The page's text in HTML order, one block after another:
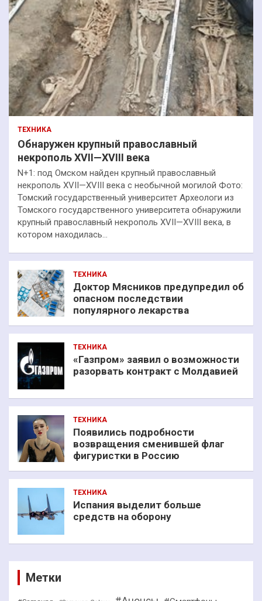
ТЕХНИКА
Обнаружен крупный православный
некрополь XVII—XVIII века
N+1: под Омском найден крупный православный
некрополь XVII—XVIII века с необычной могилой Фото:
Томский государственный университет Археологи из
Томского государственного университета обнаружили
крупный православный некрополь XVII—XVIII века, в
котором находилась…
ТЕХНИКА
Доктор Мясников предупредил об
опасном последствии
популярного лекарства
ТЕХНИКА
«Газпром» заявил о возможности
разорвать контракт с Молдавией
ТЕХНИКА
Появились подробности
возвращения сменившей флаг
фигуристки в Россию
ТЕХНИКА
Испания выделит больше
средств на оборону
Метки